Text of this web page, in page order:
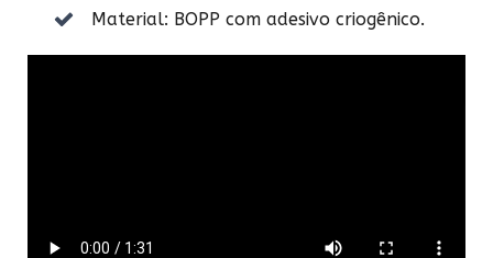
Material: BOPP com adesivo criogênico.